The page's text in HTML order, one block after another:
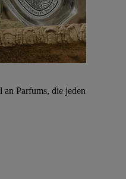
Parfums, die jeden